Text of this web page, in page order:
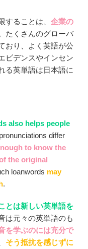
することは、 企業の
たくさんのグローバ
おり、よく英語が公
ビデンスやインセン
る英単語は日本語に
also helps people
differ
to know the
the original
loanwords may
.
とは新しい英単語を
は元々の英単語のも
を学ぶのには充分で
そう抵抗を感じずに